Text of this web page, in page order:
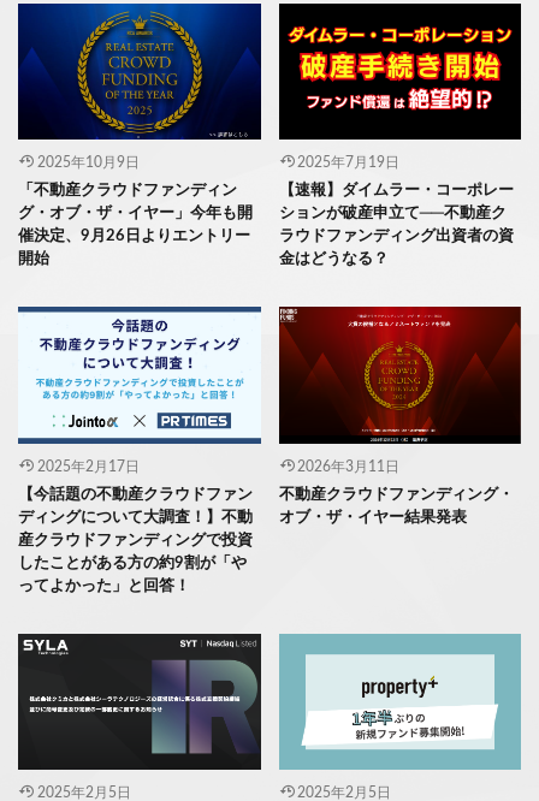
2025年10月9日
「不動産クラウドファンディン
グ・オブ・ザ・イヤー」今年も開
催決定、9月26日よりエントリー
開始
2025年7月19日
【速報】ダイムラー・コーポレー
ションが破産申立て──不動産ク
ラウドファンディング出資者の資
金はどうなる？
2025年2月17日
【今話題の不動産クラウドファン
ディングについて大調査！】不動
産クラウドファンディングで投資
したことがある方の約9割が「や
ってよかった」と回答！
2026年3月11日
不動産クラウドファンディング・
オブ・ザ・イヤー結果発表
2025年2月5日 2025年2月5日